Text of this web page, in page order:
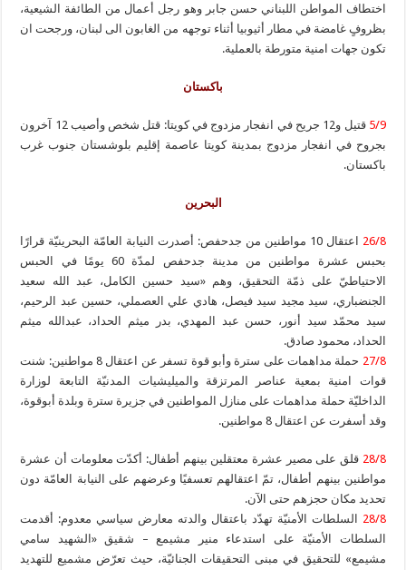
اختطاف المواطن اللبناني حسن جابر وهو رجل أعمال من الطائفة الشيعية،
بظروفٍ غامضة في مطار أثيوبيا أثناء توجهه من الغابون الى لبنان، ورجحت ان
تكون جهات امنية متورطة بالعملية.
باكستان
5/9
قتيل و12 جريح في انفجار مزدوج في كويتا: قتل شخص وأصيب 12 آخرون
بجروح في انفجار مزدوج بمدينة كويتا عاصمة إقليم بلوشستان جنوب غرب
باكستان.
البحرين
26/8
اعتقال 10 مواطنين من جدحفص: أصدرت النيابة العامّة البحرينيّة قرارًا
بحبس عشرة مواطنين من مدينة جدحفص لمدّة 60 يومًا في الحبس
الاحتياطيّ على ذمّة التحقيق، وهم «سيد حسين الكامل، عبد الله سعيد
الجنضباري، سيد مجيد سيد فيصل، هادي علي العصملي، حسين عبد الرحيم،
سيد محمّد سيد أنور، حسن عبد المهدي، بدر ميثم الحداد، عبدالله ميثم
الحداد، محمود صادق.
27/8
حملة مداهمات على سترة وأبو قوة تسفر عن اعتقال 8 مواطنين: شنت
قوات امنية بمعية عناصر المرتزقة والميليشيات المدنيّة التابعة لوزارة
الداخليّة حملة مداهمات على منازل المواطنين في جزيرة سترة وبلدة أبوقوة،
وقد أسفرت عن اعتقال 8 مواطنين.
28/8 قلق على مصير عشرة معتقلين بينهم أطفال: أكدّت معلومات أن عشرة
مواطنين بينهم أطفال، تمّ اعتقالهم تعسفيًا وعرضهم على النيابة العامّة دون
تحديد مكان حجزهم حتى الآن.
28/8 السلطات الأمنيّة تهدّد باعتقال والدته معارض سياسي معدوم: أقدمت
السلطات الأمنيّة على استدعاء منير مشيمع – شقيق «الشهيد سامي
مشيمع» للتحقيق في مبنى التحقيقات الجنائيّة، حيث تعرّض مشميع للتهديد